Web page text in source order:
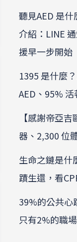
聽見AED 是
介紹：LINE
援早一步開始
1395 是什麼
AED、95% 活
【感謝帝亞
器、2,300 位
生命之鏈是什
蹟生還，看
39%的公共心
只有2%的職